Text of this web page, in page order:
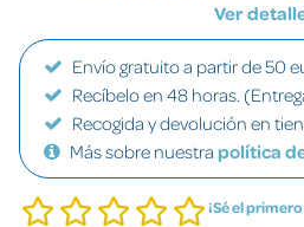
Ver
Envío gratuito a partir de 50
Recíbelo en 48 horas.
Recogida y devolución en
Más sobre nuestra política
¡Sé el